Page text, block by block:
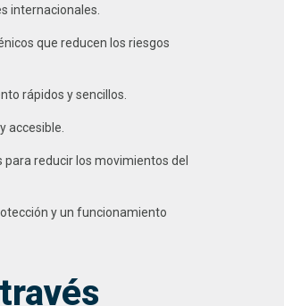
internacionales.
que reducen los riesgos
rápidos y sencillos.
accesible.
para reducir los movimientos del
y un funcionamiento